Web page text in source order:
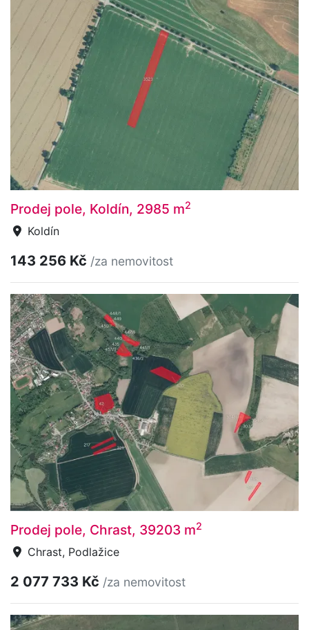
Prodej pole, Koldín, 2985 m2
Koldín
143 256 Kč /za nemovitost
Prodej pole, Chrast, 39203 m2
Chrast, Podlažice
2 077 733 Kč /za nemovitost